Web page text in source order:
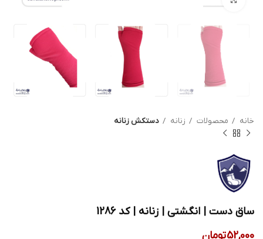
خانه محصولات زنانه دستکش زنانه
ساق دست | انگشتی | زنانه | کد 1286
52,000تومان